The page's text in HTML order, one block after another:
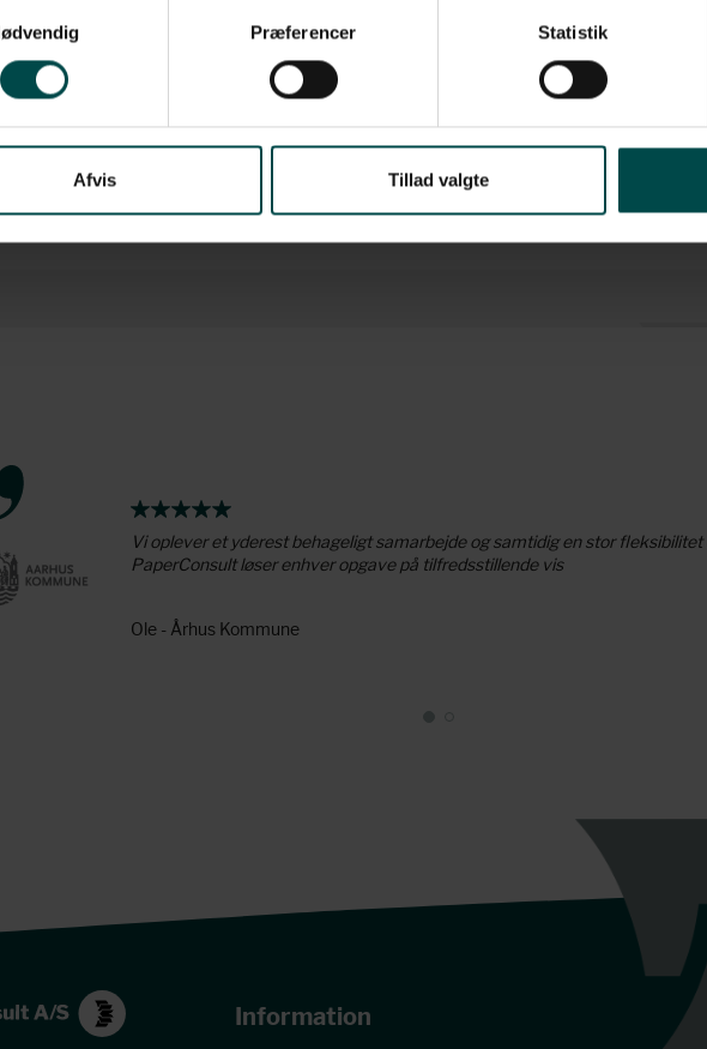
Præferencer Statistik
Afvis Tillad valgte
Ingen perforering
76 mm
følgende printere: LP/TLP 2844/3842, LP/TLP 2824, GC-Series, GK/GX-Series, LP/TLP 2824 Plus,
stk./rulle, 4 ruller/kasse
Vi oplever et yderest behageligt samarbejde og samtidig en stor
PaperConsult løser enhver opgave på tilfredsstillende vis
Ole - Århus Kommune
Information